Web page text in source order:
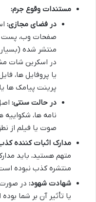
مستندات وقوع جرم:
در فضای مجازی:
صفحات وب، پست
منتشر شده
در اسکرین شات
یا پروفایل ها،
پرینت پیامک ها
در حالت سنتی:
نامه ها،
صوت یا فیلم از
مدارک اثبات کننده
متهم هستید، باید
منتشره کذب نبوده
شهادت شهود: در صورت
یا تأثیر آن بر شما